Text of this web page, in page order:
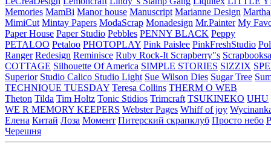
Memories MamBi Manor house Manuscript Marianne Design
MimiCut Mintay Papers ModaScrap Monadesign Mr.Painter My
Paper House Paper Studio Pebbles PENNY BLACK Peppy
PETALOO Petaloo PHOTOPLAY Pink Paislee PinkFreshStudio
Ranger Redesign Reminisce Ruby Rock-It Scrapberry"s
COTTAGE Silhouette Of America SIMPLE STORIES SIZZIX
Superior Studio Calico Studio Light Sue Wilson Dies Sugar Tree
TECHNIQUE TUESDAY Teresa Collins THERM O WEB
Theton Tilda Tim Holtz Tonic Stidios Trimcraft TSUKINEKO UHU
WE R MEMORY KEEPERS Webster Pages Whiff of joy
Елена Китай Лоза Момент Питерский скрапклуб Просто небо
Черешня